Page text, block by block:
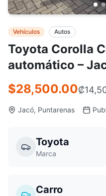
Toyota Corolla
automático –
Vehículos Autos
$28,500.00₡
Jacó, Puntarenas
Toyota
Marca
Carro